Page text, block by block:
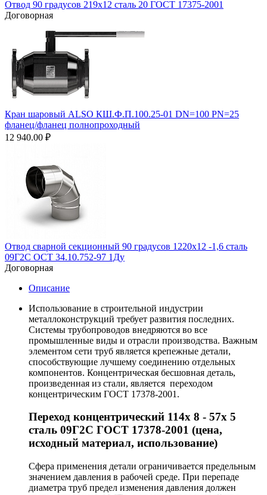
Отвод 90 градусов 219х12 сталь 20 ГОСТ 17375-2001
Договорная
Кран шаровый ALSO КШ.Ф.П.100.25-01 DN=100 PN=25
фланец/фланец полнопроходный
12 940.00 ₽
Отвод сварной секционный 90 градусов 1220х12 -1,6 сталь
09Г2С ОСТ 34.10.752-97 1Ду
Договорная
Описание
Использование в строительной индустрии
металлоконструкций требует развития последних.
Системы трубопроводов внедряются во все
промышленные виды и отрасли производства. Важным
элементом сети труб является крепежные детали,
способствующие лучшему соединению отдельных
компонентов. Концентрическая бесшовная деталь,
произведенная из стали, является переходом
концентрическим ГОСТ 17378-2001.
Переход концентрический 114х 8 - 57х 5
сталь 09Г2С ГОСТ 17378-2001 (цена,
исходный материал, использование)
Сфера применения детали ограничивается предельным
значением давления в рабочей среде. При перепаде
диаметра труб предел изменения давления должен